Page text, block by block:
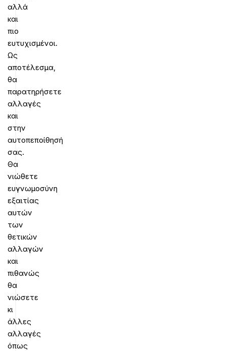
αλλά
και
πιο
ευτυχισμένοι.
Ως
αποτέλεσμα,
θα
παρατηρήσετε
αλλαγές
και
στην
αυτοπεποίθησή
σας.
Θα
νιώθετε
ευγνωμοσύνη
εξαιτίας
αυτών
των
θετικών
αλλαγών
και
πιθανώς
θα
νιώσετε
κι
άλλες
αλλαγές
όπως